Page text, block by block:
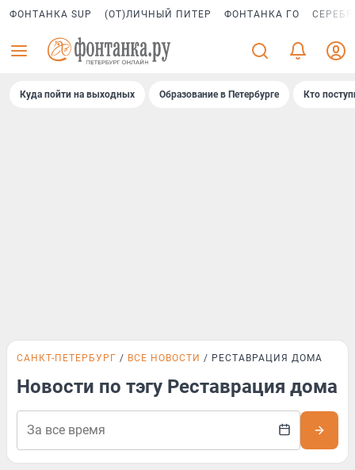
ФОНТАНКА SUP (ОТ)ЛИЧНЫЙ ПИТЕР ФОНТАНКА ГО
Куда пойти на выходных Образование в Петербурге Кто
САНКТ-ПЕТЕРБУРГ ВСЕ НОВОСТИ РЕСТАВРАЦИЯ ДОМА
Новости по тэгу Реставрация дома